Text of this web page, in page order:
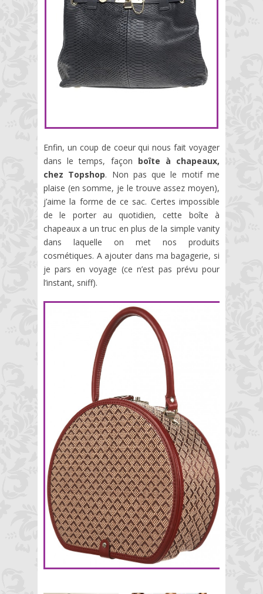
Enfin, un coup de coeur qui nous fait voyager
dans le temps, façon boîte à chapeaux,
chez Topshop. Non pas que le motif me
plaise (en somme, je le trouve assez moyen),
j’aime la forme de ce sac. Certes impossible
de le porter au quotidien, cette boîte à
chapeaux a un truc en plus de la simple vanity
dans laquelle on met nos produits
cosmétiques. A ajouter dans ma bagagerie, si
je pars en voyage (ce n’est pas prévu pour
l’instant, sniff).